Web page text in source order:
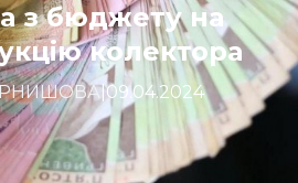
з бюджету на
колектора
|09.04.2024